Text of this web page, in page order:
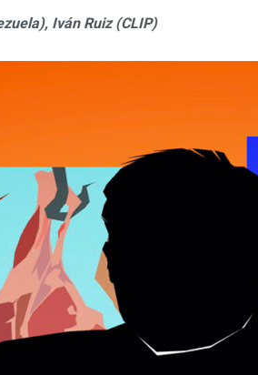
Iván Ruiz (CLIP)